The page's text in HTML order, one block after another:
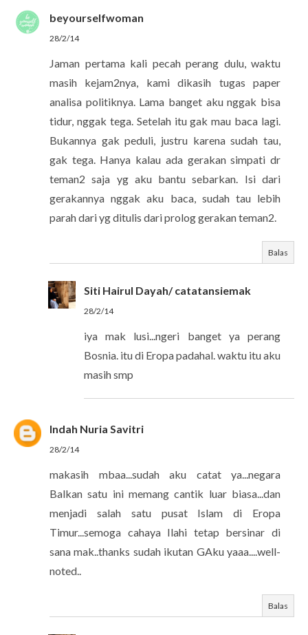
beyourselfwoman
28/2/14
Jaman pertama kali pecah perang dulu, waktu
masih kejam2nya, kami dikasih tugas paper
analisa politiknya. Lama banget aku nggak bisa
tidur, nggak tega. Setelah itu gak mau baca lagi.
Bukannya gak peduli, justru karena sudah tau,
gak tega. Hanya kalau ada gerakan simpati dr
teman2 saja yg aku bantu sebarkan. Isi dari
gerakannya nggak aku baca, sudah tau lebih
parah dari yg ditulis dari prolog gerakan teman2.
Balas
Siti Hairul Dayah/ catatansiemak
28/2/14
iya mak lusi...ngeri banget ya perang
Bosnia. itu di Eropa padahal. waktu itu aku
masih smp
Indah Nuria Savitri
28/2/14
makasih mbaa...sudah aku catat ya...negara
Balkan satu ini memang cantik luar biasa...dan
menjadi salah satu pusat Islam di Eropa
Timur...semoga cahaya Ilahi tetap bersinar di
sana mak..thanks sudah ikutan GAku yaaa....well-
noted..
Balas